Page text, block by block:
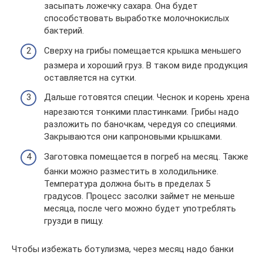
засыпать ложечку сахара. Она будет
способствовать выработке молочнокислых
бактерий.
Сверху на грибы помещается крышка меньшего
размера и хороший груз. В таком виде продукция
оставляется на сутки.
Дальше готовятся специи. Чеснок и корень хрена
нарезаются тонкими пластинками. Грибы надо
разложить по баночкам, чередуя со специями.
Закрываются они капроновыми крышками.
Заготовка помещается в погреб на месяц. Также
банки можно разместить в холодильнике.
Температура должна быть в пределах 5
градусов. Процесс засолки займет не меньше
месяца, после чего можно будет употреблять
грузди в пищу.
Чтобы избежать ботулизма, через месяц надо банки